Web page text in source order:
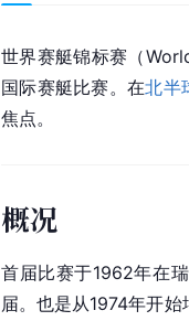
世界赛艇锦标赛（
国际赛艇比赛。在北半
焦点。
概况
首届比赛于1962年在
届。也是从1974年开